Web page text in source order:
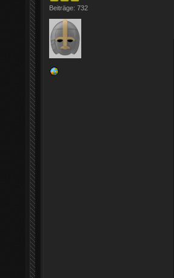
Beiträge: 732